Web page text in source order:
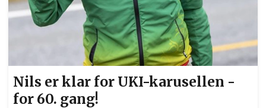
Nils er klar for UKI-karusellen -
for 60. gang!